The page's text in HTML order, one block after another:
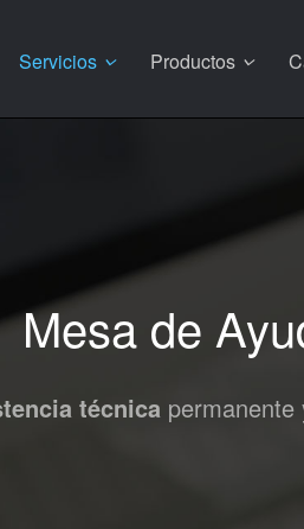
Servicios Productos
Mesa de
técnica permanente